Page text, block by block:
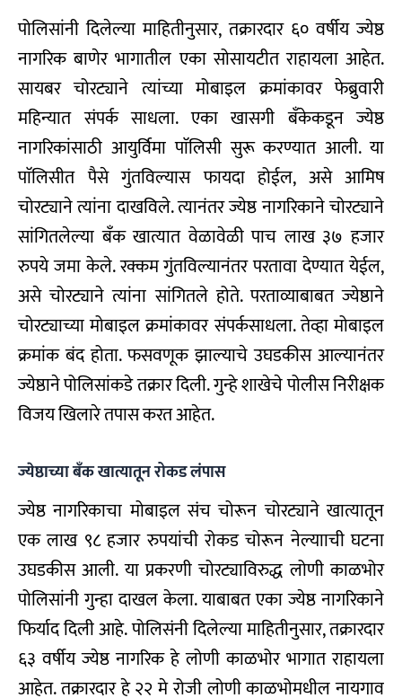
पोलिसांनी दिलेल्या माहितीनुसार, तक्रारदार ६० वर्षीय ज्येष्ठ
नागरिक बाणेर भागातील एका सोसायटीत राहायला आहेत.
सायबर चोरट्याने त्यांच्या मोबाइल क्रमांकावर फेब्रुवारी
महिन्यात संपर्क साधला. एका खासगी बँकेकडून ज्येष्ठ
नागरिकांसाठी आयुर्विमा पाॅलिसी सुरू करण्यात आली. या
पाॅलिसीत पैसे गुंतविल्यास फायदा होईल, असे आमिष
चोरट्याने त्यांना दाखविले. त्यानंतर ज्येष्ठ नागरिकाने चोरट्याने
सांगितलेल्या बँक खात्यात वेळावेळी पाच लाख ३७ हजार
रुपये जमा केले. रक्कम गुंतविल्यानंतर परतावा देण्यात येईल,
असे चोरट्याने त्यांना सांगितले होते. परताव्याबाबत ज्येष्ठाने
चोरट्याच्या मोबाइल क्रमांकावर संपर्कसाधला. तेव्हा मोबाइल
क्रमांक बंद होता. फसवणूक झाल्याचे उघडकीस आल्यानंतर
ज्येष्ठाने पोलिसांकडे तक्रार दिली. गुन्हे शाखेचे पोलीस निरीक्षक
विजय खिलारे तपास करत आहेत.
ज्येष्ठाच्या बँक खात्यातून रोकड लंपास
ज्येष्ठ नागरिकाचा मोबाइल संच चोरून चोरट्याने खात्यातून
एक लाख ९८ हजार रुपयांची रोकड चोरून नेल्यााची घटना
उघडकीस आली. या प्रकरणी चोरट्याविरुद्ध लोणी काळभोर
पोलिसांनी गुन्हा दाखल केला. याबाबत एका ज्येष्ठ नागरिकाने
फिर्याद दिली आहे. पोलिसंनी दिलेल्या माहितीनुसार, तक्रारदार
६३ वर्षीय ज्येष्ठ नागरिक हे लोणी काळभोर भागात राहायला
आहेत. तक्रारदार हे २२ मे रोजी लोणी काळभोमधील नायगाव